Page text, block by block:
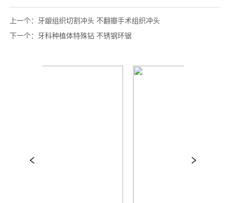
上一个： 牙龈组织切割冲头 不翻瓣手术组织冲头
下一个： 牙科种植体特殊钻 不锈钢环锯